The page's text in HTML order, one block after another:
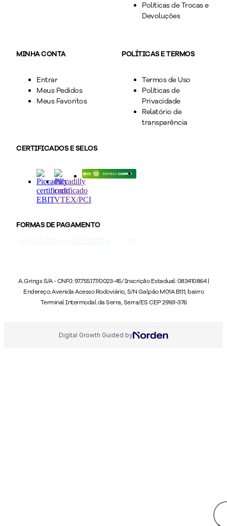
Políticas de Trocas e
Devoluções
MINHA CONTA
Entrar
Meus Pedidos
Meus Favoritos
POLÍTICAS E TERMOS
Termos de Uso
Políticas de
Privacidade
Relatório de
transparência
CERTIFICADOS E SELOS
FORMAS DE PAGAMENTO
A. Grings S/A - CNPJ: 97.755.177/0023-45/ Inscrição Estadual: 083410864 |
Endereço: Avenida Acesso Rodoviário, S/N Galpão M01A B1.11, bairro
Terminal Intermodal da Serra, Serra/ES CEP 29161-376
Digital Growth Guided by